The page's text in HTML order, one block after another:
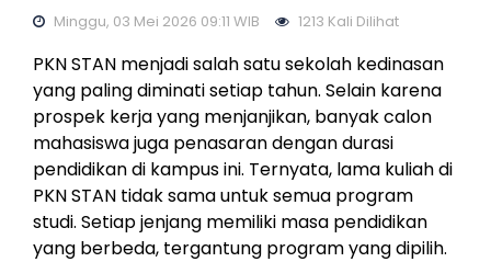
Minggu, 03 Mei 2026 09:11 WIB 1213 Kali Dilihat
PKN STAN menjadi salah satu sekolah kedinasan
yang paling diminati setiap tahun. Selain karena
prospek kerja yang menjanjikan, banyak calon
mahasiswa juga penasaran dengan durasi
pendidikan di kampus ini. Ternyata, lama kuliah di
PKN STAN tidak sama untuk semua program
studi. Setiap jenjang memiliki masa pendidikan
yang berbeda, tergantung program yang dipilih.